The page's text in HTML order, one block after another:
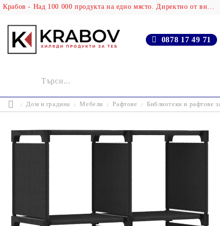
Крабов - Над 100 000 продукта на едно място. Директно от вносителя!
0878 17 49 71
Дом и градина Мебели Рафтове Библиотеки и рафтове